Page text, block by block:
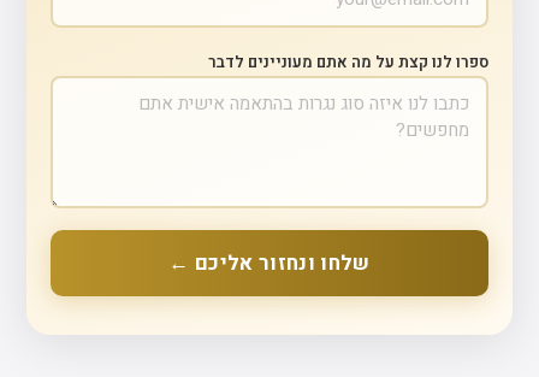
ספרו לנו קצת על מה אתם מעוניינים לדבר
שלחו ונחזור אליכם ←